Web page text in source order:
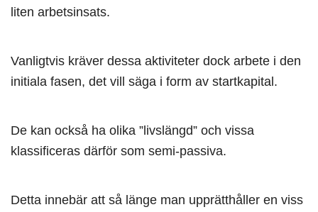
liten arbetsinsats.
Vanligtvis kräver dessa aktiviteter dock arbete i den
initiala fasen, det vill säga i form av startkapital.
De kan också ha olika ”livslängd” och vissa
klassificeras därför som semi-passiva.
Detta innebär att så länge man upprätthåller en viss